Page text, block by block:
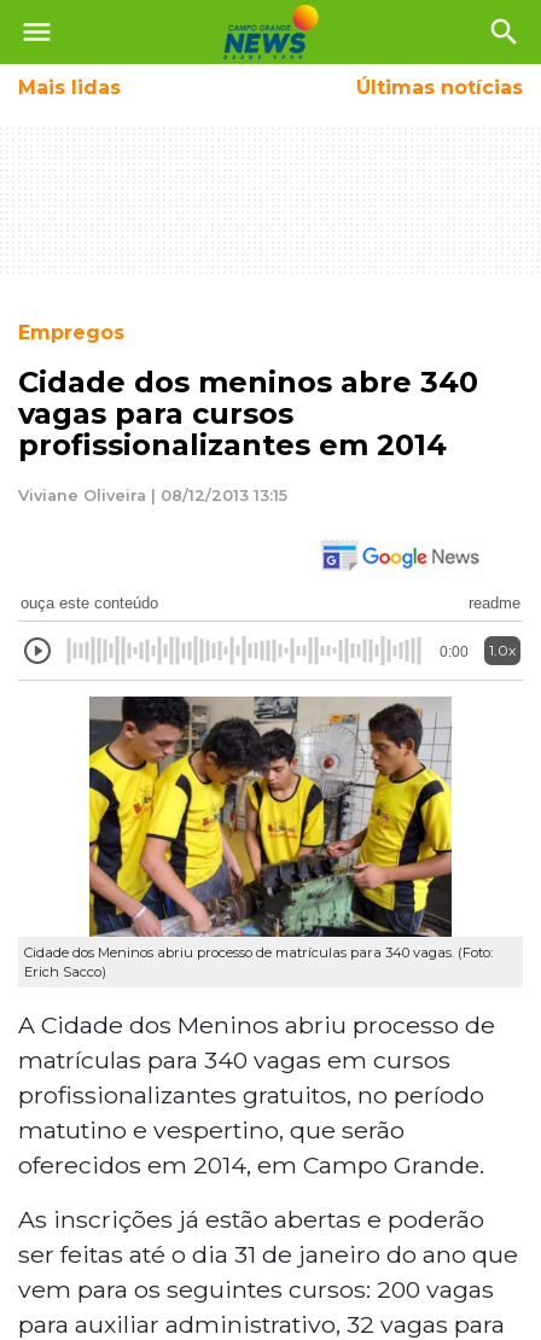
menu search
Mais lidas Últimas notícias
Empregos
Cidade dos meninos abre 340
vagas para cursos
profissionalizantes em 2014
Viviane Oliveira | 08/12/2013 13:15
ouça este conteúdo readme
0:00 1.0x
Cidade dos Meninos abriu processo de matrículas para 340 vagas. (Foto:
Erich Sacco)
A Cidade dos Meninos abriu processo de
matrículas para 340 vagas em cursos
profissionalizantes gratuitos, no período
matutino e vespertino, que serão
oferecidos em 2014, em Campo Grande.
As inscrições já estão abertas e poderão
ser feitas até o dia 31 de janeiro do ano que
vem para os seguintes cursos: 200 vagas
para auxiliar administrativo, 32 vagas para